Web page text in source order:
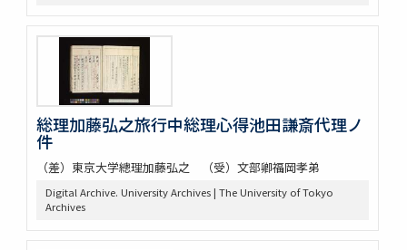
総理加藤弘之旅行中総理心得池田謙斎代理ノ
件
（差）東京大学總理加藤弘之 （受）文部卿福岡孝弟
Digital Archive. University Archives | The University of Tokyo
Archives